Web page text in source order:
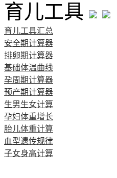
育儿工具
育儿工具汇总
安全期计算器
排卵期计算器
基础体温曲线
孕周期计算器
预产期计算器
生男生女计算
孕妇体重增长
胎儿体重计算
血型遗传规律
子女身高计算